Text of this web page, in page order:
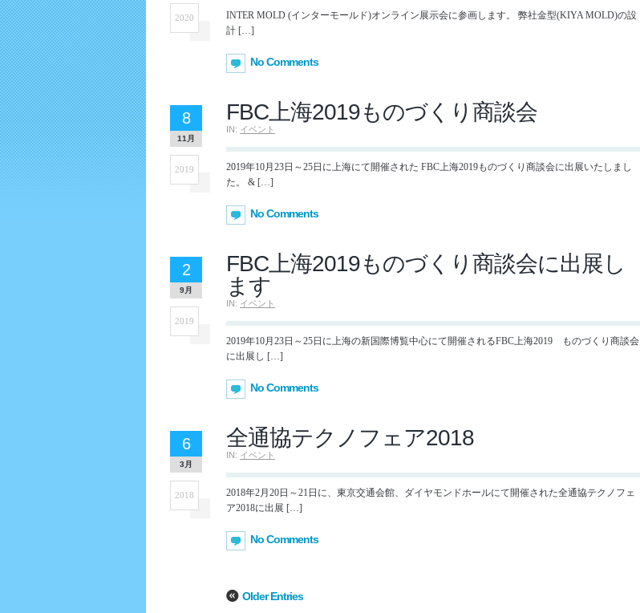
2020
INTER MOLD (インターモールド)オンライン展示会に参画します。 弊社金型(KIYA MOLD)の設
計 […]
No Comments
FBC上海2019ものづくり商談会
IN: イベント
8
11月
2019
2019年10月23日～25日に上海にて開催された FBC上海2019ものづくり商談会に出展いたしまし
た。 & […]
No Comments
FBC上海2019ものづくり商談会に出展し
ます
IN: イベント
2
9月
2019
2019年10月23日～25日に上海の新国際博覧中心にて開催されるFBC上海2019 ものづくり商談会
に出展し […]
No Comments
全通協テクノフェア2018
IN: イベント
6
3月
2018
2018年2月20日～21日に、東京交通会館、ダイヤモンドホールにて開催された全通協テクノフェ
ア2018に出展 […]
No Comments
Older Entries